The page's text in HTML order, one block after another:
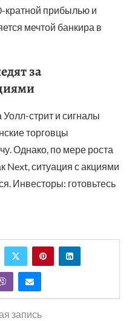
кратной прибылью и
мечтой банкира в
за
стрит и сигналы
торговцы
Однако, по мере роста
Next, ситуация с акциями
Инвесторы: готовьтесь
запись